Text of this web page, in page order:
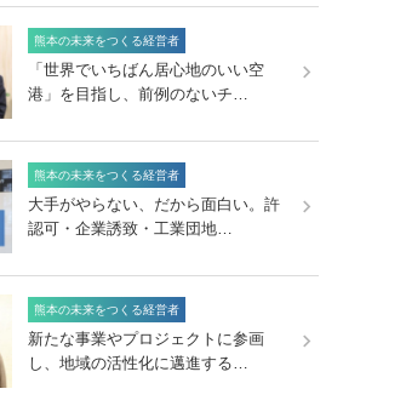
熊本の未来をつくる経営者
「世界でいちばん居心地のいい空
港」を目指し、前例のないチ…
熊本の未来をつくる経営者
大手がやらない、だから面白い。許
認可・企業誘致・工業団地…
熊本の未来をつくる経営者
新たな事業やプロジェクトに参画
し、地域の活性化に邁進する…